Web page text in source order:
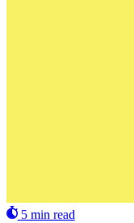
5 min read